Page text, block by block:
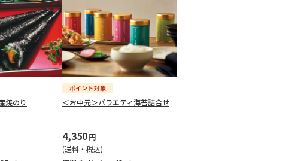
焼のり ＜お中元＞バラエティ海苔詰合せ
4,350円
(送料・税込)